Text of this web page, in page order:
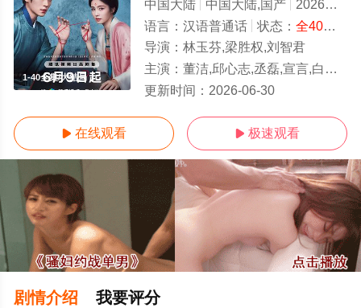
1-40全集/大结局
中国大陆 中国大陆,国产 2026
3.0
语言： 汉语普通话 状态： 全40集
导演： 林玉芬,梁胜权,刘智君
主演： 董洁,邱心志,丞磊,宣言,白鹿,张月,林沐然,刘擎,蔡正杰,杨舒伊
更新时间： 2026-06-30
 在线观看  极速观看
剧情介绍 我要评分